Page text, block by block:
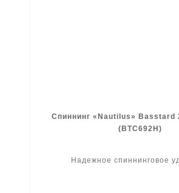
Спиннинг «Nautilus» Basstard
(BTС692H)
Надежное спиннинговое